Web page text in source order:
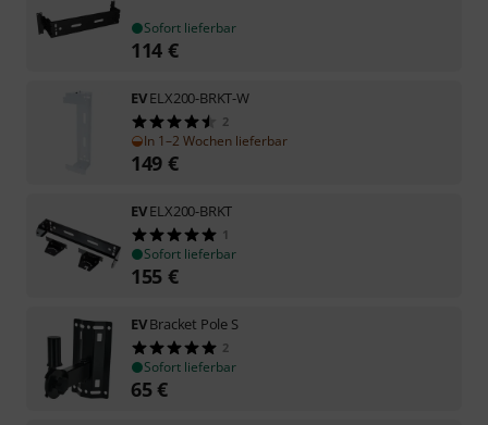
Sofort lieferbar
114 €
EVELX200-BRKT-W
2
In 1–2 Wochen lieferbar
149 €
EVELX200-BRKT
1
Sofort lieferbar
155 €
EVBracket Pole S
2
Sofort lieferbar
65€